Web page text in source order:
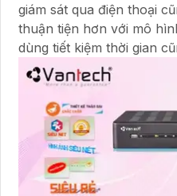
giám sát qua điện thoại
thuận tiện hơn với mô
dùng tiết kiệm thời gian